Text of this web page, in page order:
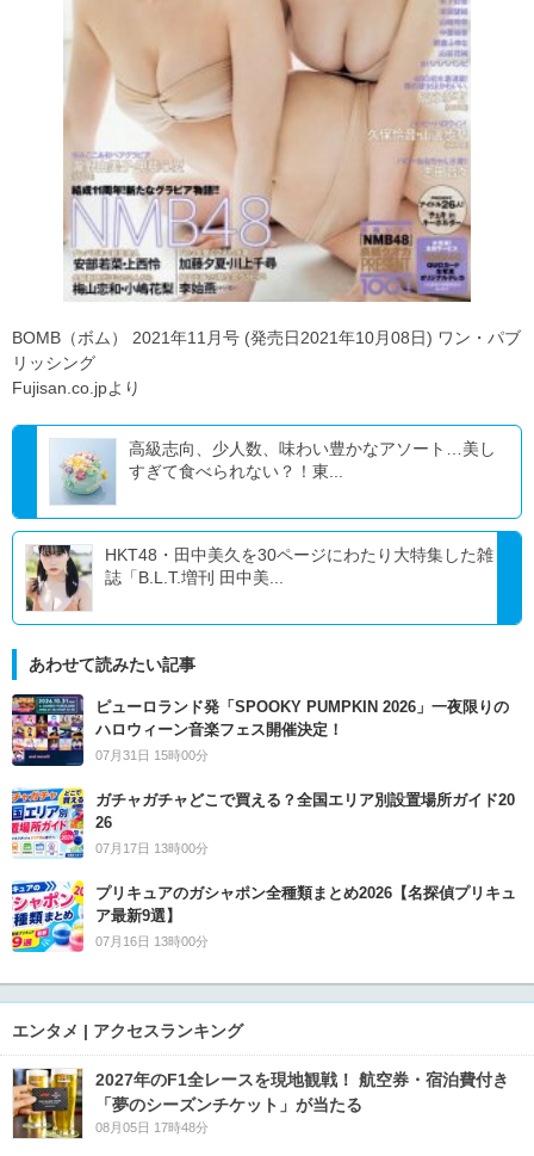
BOMB（ボム） 2021年11月号 (発売日2021年10月08日) ワン・パブ
リッシング
Fujisan.co.jpより
高級志向、少人数、味わい豊かなアソート…美し
すぎて食べられない？！東...
HKT48・田中美久を30ページにわたり大特集した雑
誌「B.L.T.増刊 田中美...
あわせて読みたい記事
ピューロランド発「SPOOKY PUMPKIN 2026」一夜限りの
ハロウィーン音楽フェス開催決定！
07月31日 15時00分
ガチャガチャどこで買える？全国エリア別設置場所ガイド20
26
07月17日 13時00分
プリキュアのガシャポン全種類まとめ2026【名探偵プリキュ
ア最新9選】
07月16日 13時00分
エンタメ | アクセスランキング
2027年のF1全レースを現地観戦！ 航空券・宿泊費付き
「夢のシーズンチケット」が当たる
08月05日 17時48分